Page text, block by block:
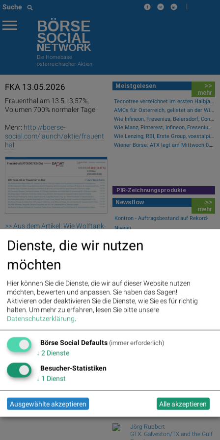
Suche |
BÖRSE
SOCIAL
NETWORK
Die Homebase
österreichischer Aktien
FKA 13.05.2026
Frauenthal am 13.5. -3,57%,
Volumen 700% normaler Tage
Mehr: http://boerse-
social.com/launch/aktie/frauent
hal
>> Aus dem Artikel: Wie Wolftank-
Gurktaler AG Stamm, Rath AG,
Fabasoft und Frauenthal für
Gesprächsstoff in Österreich
sorgten
Fresenius : 5.12%» Details
Beiersdorf : 3.94%» Details
Bayer : 3.38%» Details
MTU Aero Engines : 1.68% »
Details
E.ON : 1.48%» Details
Vonovia SE : -1.48%» Details
Continental : -1.39%
Zalando : -1.51%» Details
Deutsche Post : -1.80%»
Details
Infineon : -3.93%
Meistgelesen
>>
mehr
Tecnotree verzeichnet im ersten Halbjahr 2026 ein zweistelliges Gewinnwachstum und eine beschleunigte Einführungsdynamik
AMCs für Österreich, gelistet an der Wiener Börse
Wie Infineon, Fresenius, Beiersdorf, Continental, Deutsche Post und Bayer für Gesprächsstoff im DAX sorgten
Wie Manz, Pinterest, Infineon, Fresenius, Glencore und Lenzing für Gesprächsstoff sorgten
Wie Lenzing, RBI, Erste Group, voestalpine, AT&S und Strabag für Gesprächsstoff im ATX sorgten
Wiener Börse: ATX legt am Mittwoch 0,7 Prozent zu
PIR-Zeichnungsprodukte
Newsflow
>>
mehr
Kontron - Auftragsbestand auf Rekord-
Niveau
Snapchat, Elrin...
Chevron, Procte...
Wie Infineon, Fresenius, Beiersdorf,
Continental,...
Börse Social Club Board
Machiel Botman
Jörg Rubbert
GTX. Galveston/TX and the Gulf
Dienste, die wir nutzen
möchten
Hier können Sie die Dienste, die wir auf dieser Website nutzen
möchten, bewerten und anpassen. Sie haben das Sagen!
Aktivieren oder deaktivieren Sie die Dienste, wie Sie es für richtig
halten. Um mehr zu erfahren, lesen Sie bitte unsere
Datenschutzerklärung.
Börse Social Defaults (immer erforderlich)
↓ 2 Dienste
Besucher-Statistiken
↓ 1 Dienst
Ausgewählte akzeptieren Alle akzeptieren